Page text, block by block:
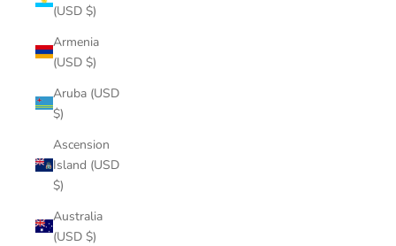
(USD $)
Armenia
(USD $)
Aruba (USD
$)
Ascension
Island (USD
$)
Australia
(USD $)